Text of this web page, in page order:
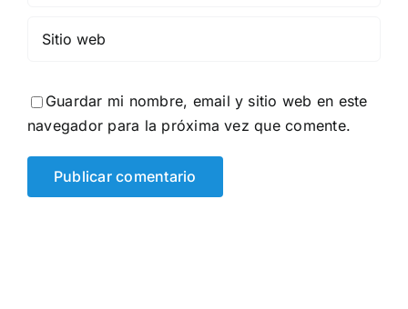
Guardar mi nombre, email y sitio web en este
navegador para la próxima vez que comente.